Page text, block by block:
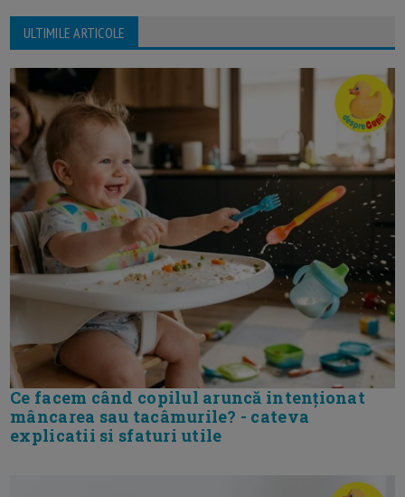
ULTIMILE ARTICOLE
Ce facem când copilul aruncă intenționat
mâncarea sau tacâmurile? - cateva
explicatii si sfaturi utile